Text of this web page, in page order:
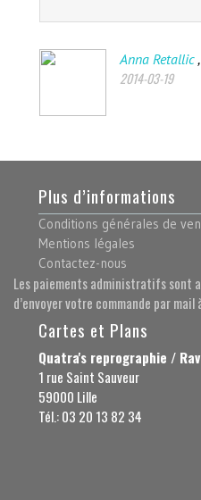
Anna Retallic ,
2014-03-19
Plus d’informations
Conditions générales de
Mentions légales
Contactez-nous
Les paiements administratifs sont
d’envoyer votre commande par
Cartes et Plans
Quatra's reprographie /
1 rue Saint Sauveur
59000 Lille
Tél.: 03 20 13 82 34